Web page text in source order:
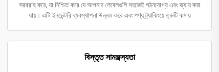
সরবরাহ করে, যা নিশ্চিত করে যে আপনার লেবেলগুলি সহজেই পঠনযোগ্য এবং স্ক্যান করা
যায়। এটি ইনভেন্টরি ব্যবস্থাপনা উন্নত করে এবং পণ্য ট্র্যাকিংয়ে ত্রুটি কমায়
বিস্তৃত সামঞ্জস্যতা